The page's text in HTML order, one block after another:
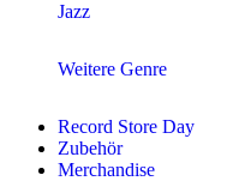
Jazz
Weitere Genre
Record Store Day
Zubehör
Merchandise